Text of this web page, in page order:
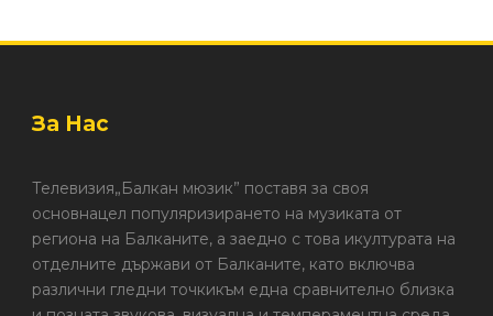
За Нас
Телевизия„Балкан мюзик” поставя за своя
основнацел популяризирането на музиката от
региона на Балканите, а заедно с това икултурата на
отделните държави от Балканите, като включва
различни гледни точкикъм една сравнително близка